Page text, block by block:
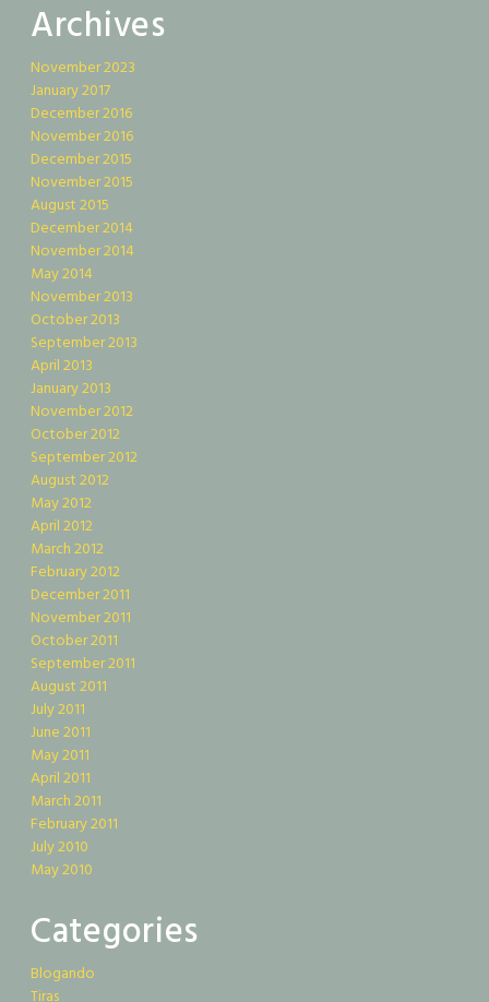
Archives
November 2023
January 2017
December 2016
November 2016
December 2015
November 2015
August 2015
December 2014
November 2014
May 2014
November 2013
October 2013
September 2013
April 2013
January 2013
November 2012
October 2012
September 2012
August 2012
May 2012
April 2012
March 2012
February 2012
December 2011
November 2011
October 2011
September 2011
August 2011
July 2011
June 2011
May 2011
April 2011
March 2011
February 2011
July 2010
May 2010
Categories
Blogando